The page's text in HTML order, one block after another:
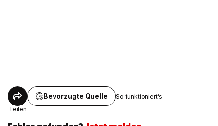
Teilen
Bevorzugte Quelle So funktioniert’s